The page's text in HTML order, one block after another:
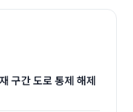
구간 도로 통제 해제